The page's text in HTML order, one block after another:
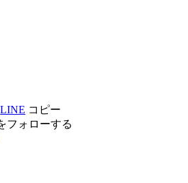
LINE コピー
フォローする